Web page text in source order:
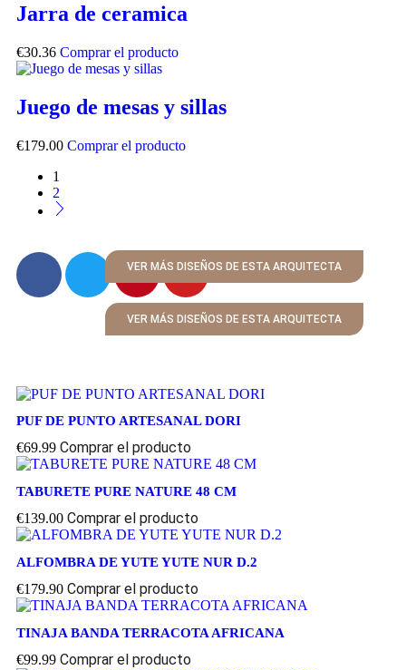
Jarra de ceramica
€30.36 Comprar el producto
Juego de mesas y sillas
€179.00 Comprar el producto
1
2
VER MÁS DISEÑOS DE ESTA ARQUITECTA
VER MÁS DISEÑOS DE ESTA ARQUITECTA
PUF DE PUNTO ARTESANAL DORI
€69.99 Comprar el producto
TABURETE PURE NATURE 48 CM
€139.00 Comprar el producto
ALFOMBRA DE YUTE YUTE NUR D.2
€179.90 Comprar el producto
TINAJA BANDA TERRACOTA AFRICANA
€99.99 Comprar el producto